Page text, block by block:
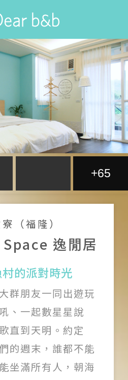
+65
（福隆）
逸閒居
的派對時光
群朋友一同出遊玩
、一起數星星說
直到天明。約定
的週末，誰都不能
坐滿所有人，朝海